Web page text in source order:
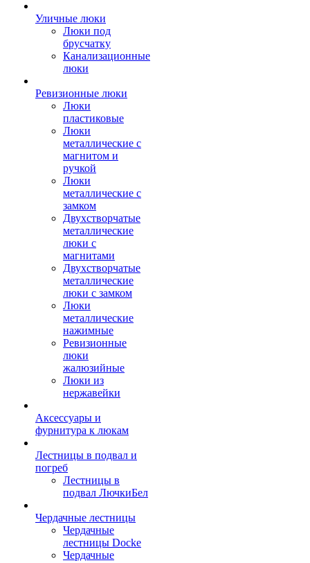
Уличные люки
Люки под
брусчатку
Канализационные
люки
Ревизионные люки
Люки
пластиковые
Люки
металлические с
магнитом и
ручкой
Люки
металлические с
замком
Двухстворчатые
металлические
люки с
магнитами
Двухстворчатые
металлические
люки с замком
Люки
металлические
нажимные
Ревизионные
люки
жалюзийные
Люки из
нержавейки
Аксессуары и
фурнитура к люкам
Лестницы в подвал и
погреб
Лестницы в
подвал ЛючкиБел
Чердачные лестницы
Чердачные
лестницы Docke
Чердачные